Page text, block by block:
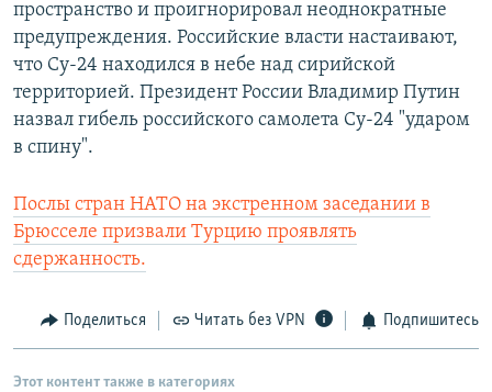
пространство и проигнорировал неоднократные
предупреждения. Российские власти настаивают,
что Су-24 находился в небе над сирийской
территорией. Президент России Владимир Путин
назвал гибель российского самолета Су-24 "ударом
в спину".
Послы стран НАТО на экстренном заседании в
Брюсселе призвали Турцию проявлять
сдержанность.
Поделиться Читать без VPN Подпишитесь
Этот контент также в категориях